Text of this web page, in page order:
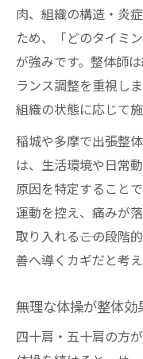
肉、組織の構造・炎
ため、「どのタイミ
が強みです。整体師
ランス調整を重視し
組織の状態に応じて
稲城や多摩で出張整
は、生活環境や日常
原因を特定すること
運動を控え、痛みが
取り入れる――この段
善へ導くカギだと考え
無理な体操が整体効
四十肩・五十肩の方